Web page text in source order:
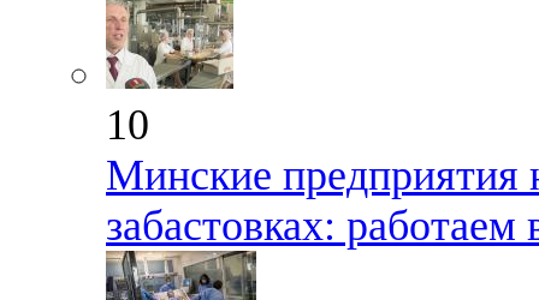
10
Минские предприятия
забастовках: